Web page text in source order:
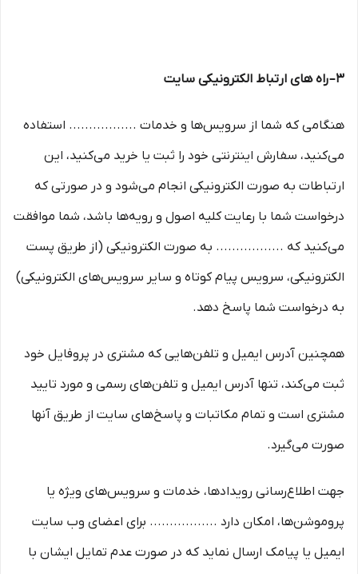
۳– راه های ارتباط الکترونیکی سایت
هنگامی که شما از سرویس‌‏ها و خدمات ................. استفاده
می‏‌کنید، سفارش اینترنتی خود را ثبت یا خرید می‏‌کنید، این
ارتباطات به صورت الکترونیکی انجام می‏‌شود و در صورتی که
درخواست شما با رعایت کلیه اصول و رویه‏‌ها باشد، شما موافقت
می‌‏کنید که ................. به صورت الکترونیکی (از طریق پست
الکترونیکی، سرویس پیام کوتاه و سایر سرویس‌های الکترونیکی)
به درخواست شما پاسخ دهد.
همچنین آدرس ایمیل و تلفن‌هایی که مشتری در پروفایل خود
ثبت می‌کند، تنها آدرس ایمیل و تلفن‌های رسمی و مورد تایید
مشتری است و تمام مکاتبات و پاسخ‌های سایت از طریق آنها
صورت می‌گیرد.
جهت اطلاع‌رسانی رویدادها، خدمات و سرویس‌های ویژه یا
پروموشن‌ها، امکان دارد ................. برای اعضای وب سایت
ایمیل یا پیامک ارسال نماید که در صورت عدم تمایل ایشان با